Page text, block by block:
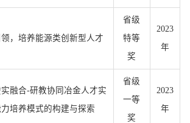
，培养能源类创新型人才
省级
特等
奖
2023
年
融合-研教协同冶金人才实
培养模式的构建与探索
省级
一等
奖
2023
年